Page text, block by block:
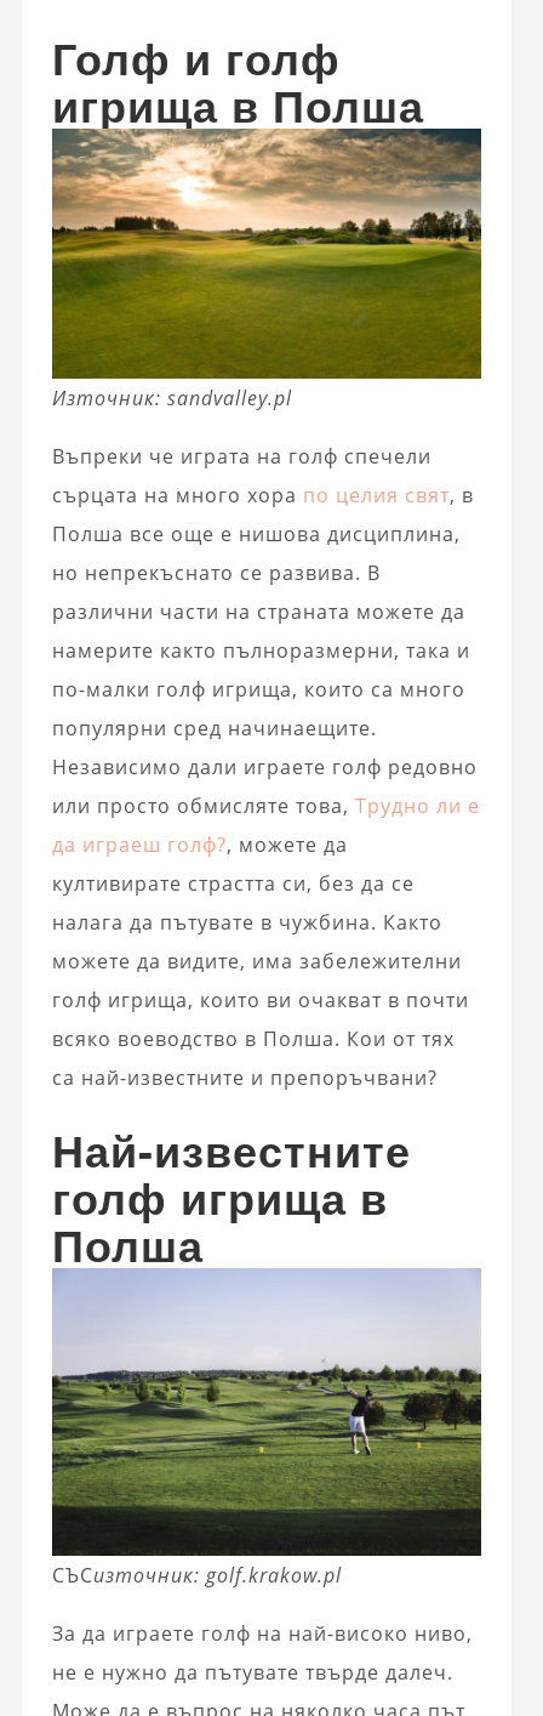
Голф и голф
игрища в Полша
Източник: sandvalley.pl
Въпреки че играта на голф спечели
сърцата на много хора по целия свят, в
Полша все още е нишова дисциплина,
но непрекъснато се развива. В
различни части на страната можете да
намерите както пълноразмерни, така и
по-малки голф игрища, които са много
популярни сред начинаещите.
Независимо дали играете голф редовно
или просто обмисляте това, Трудно ли е
да играеш голф?, можете да
култивирате страстта си, без да се
налага да пътувате в чужбина. Както
можете да видите, има забележителни
голф игрища, които ви очакват в почти
всяко воеводство в Полша. Кои от тях
са най-известните и препоръчвани?
Най-известните
голф игрища в
Полша
СЪСизточник: golf.krakow.pl
За да играете голф на най-високо ниво,
не е нужно да пътувате твърде далеч.
Може да е въпрос на няколко часа път